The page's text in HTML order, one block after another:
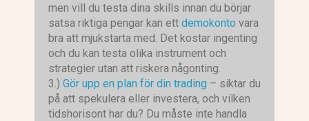
men vill du testa dina skills innan du börjar
satsa riktiga pengar kan ett demokonto vara
bra att mjukstarta med. Det kostar ingenting
och du kan testa olika instrument och
strategier utan att riskera någonting.
3.) Gör upp en plan för din trading – siktar du
på att spekulera eller investera, och vilken
tidshorisont har du? Du måste inte handla